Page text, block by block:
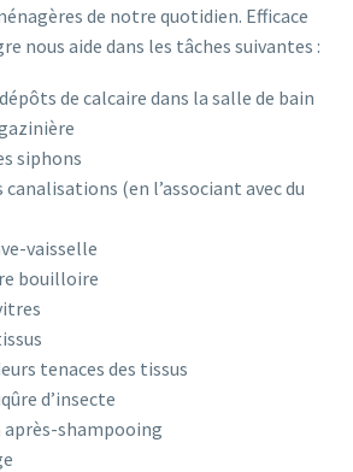
de notre quotidien. Efficace
nous aide dans les tâches suivantes :
de calcaire dans la salle de bain
siphons
canalisations (en l’associant avec du
vaisselle
bouilloire
tenaces des tissus
d’insecte
après-shampooing